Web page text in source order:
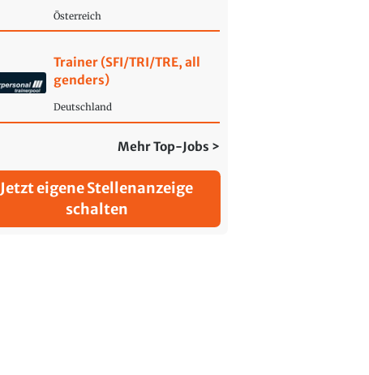
Österreich
Trainer (SFI/TRI/TRE, all
genders)
Deutschland
Mehr Top-Jobs >
Jetzt eigene Stellenanzeige
schalten